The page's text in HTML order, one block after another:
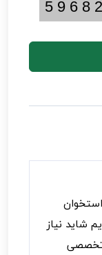
شاید نیاز
تخصصی